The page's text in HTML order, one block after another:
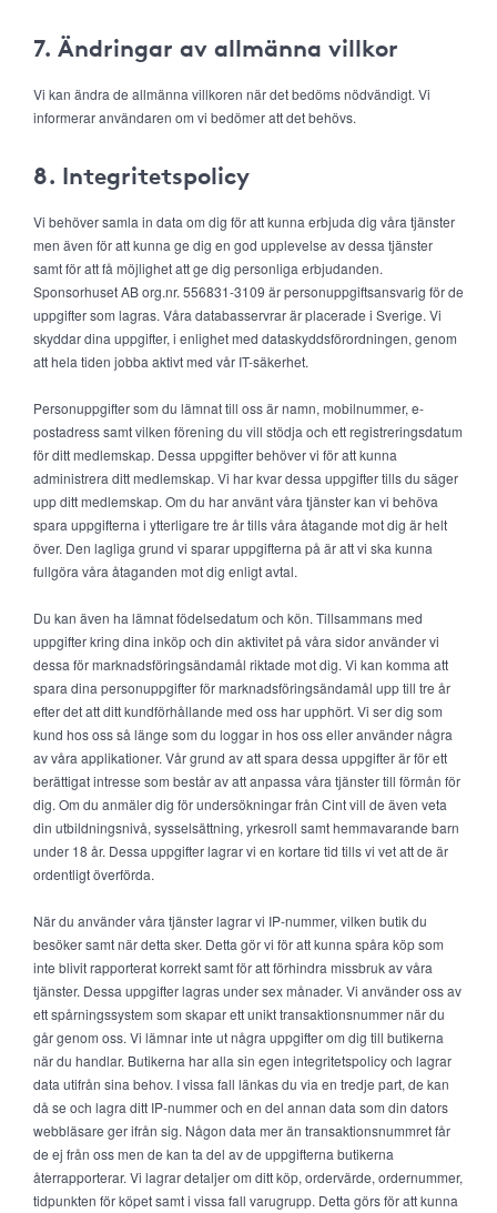
7. Ändringar av allmänna villkor
Vi kan ändra de allmänna villkoren när det bedöms nödvändigt. Vi
informerar användaren om vi bedömer att det behövs.
8. Integritetspolicy
Vi behöver samla in data om dig för att kunna erbjuda dig våra tjänster
men även för att kunna ge dig en god upplevelse av dessa tjänster
samt för att få möjlighet att ge dig personliga erbjudanden.
Sponsorhuset AB org.nr. 556831-3109 är personuppgiftsansvarig för de
uppgifter som lagras. Våra databasservrar är placerade i Sverige. Vi
skyddar dina uppgifter, i enlighet med dataskyddsförordningen, genom
att hela tiden jobba aktivt med vår IT-säkerhet.
Personuppgifter som du lämnat till oss är namn, mobilnummer, e-
postadress samt vilken förening du vill stödja och ett registreringsdatum
för ditt medlemskap. Dessa uppgifter behöver vi för att kunna
administrera ditt medlemskap. Vi har kvar dessa uppgifter tills du säger
upp ditt medlemskap. Om du har använt våra tjänster kan vi behöva
spara uppgifterna i ytterligare tre år tills våra åtagande mot dig är helt
över. Den lagliga grund vi sparar uppgifterna på är att vi ska kunna
fullgöra våra åtaganden mot dig enligt avtal.
Du kan även ha lämnat födelsedatum och kön. Tillsammans med
uppgifter kring dina inköp och din aktivitet på våra sidor använder vi
dessa för marknadsföringsändamål riktade mot dig. Vi kan komma att
spara dina personuppgifter för marknadsföringsändamål upp till tre år
efter det att ditt kundförhållande med oss har upphört. Vi ser dig som
kund hos oss så länge som du loggar in hos oss eller använder några
av våra applikationer. Vår grund av att spara dessa uppgifter är för ett
berättigat intresse som består av att anpassa våra tjänster till förmån för
dig. Om du anmäler dig för undersökningar från Cint vill de även veta
din utbildningsnivå, sysselsättning, yrkesroll samt hemmavarande barn
under 18 år. Dessa uppgifter lagrar vi en kortare tid tills vi vet att de är
ordentligt överförda.
När du använder våra tjänster lagrar vi IP-nummer, vilken butik du
besöker samt när detta sker. Detta gör vi för att kunna spåra köp som
inte blivit rapporterat korrekt samt för att förhindra missbruk av våra
tjänster. Dessa uppgifter lagras under sex månader. Vi använder oss av
ett spårningssystem som skapar ett unikt transaktionsnummer när du
går genom oss. Vi lämnar inte ut några uppgifter om dig till butikerna
när du handlar. Butikerna har alla sin egen integritetspolicy och lagrar
data utifrån sina behov. I vissa fall länkas du via en tredje part, de kan
då se och lagra ditt IP-nummer och en del annan data som din dators
webbläsare ger ifrån sig. Någon data mer än transaktionsnummret får
de ej från oss men de kan ta del av de uppgifterna butikerna
återrapporterar. Vi lagrar detaljer om ditt köp, ordervärde, ordernummer,
tidpunkten för köpet samt i vissa fall varugrupp. Detta görs för att kunna